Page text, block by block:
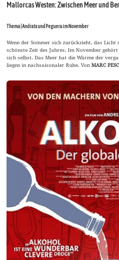
Mallorcas Westen: Zwischen Meer und
Thema | Andratx und Peguera im November
Wenn der Sommer sich zurückzieht, das
schönste Zeit des Jahres. Im November
sich selbst. Das Meer hat die Wärme der
liegen in nachsaisonaler Ruhe. VonMARC